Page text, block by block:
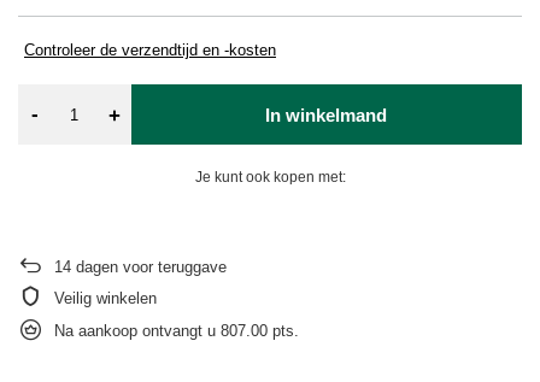
Controleer de verzendtijd en -kosten
- + In winkelmand
Je kunt ook kopen met:
14 dagen voor teruggave
Veilig winkelen
Na aankoop ontvangt u 807.00 pts.